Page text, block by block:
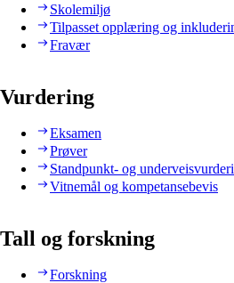
Skolemiljø
Tilpasset opplæring og
Fravær
Vurdering
Eksamen
Prøver
Standpunkt- og
Vitnemål og kompetansebevis
Tall og forskning
Forskning